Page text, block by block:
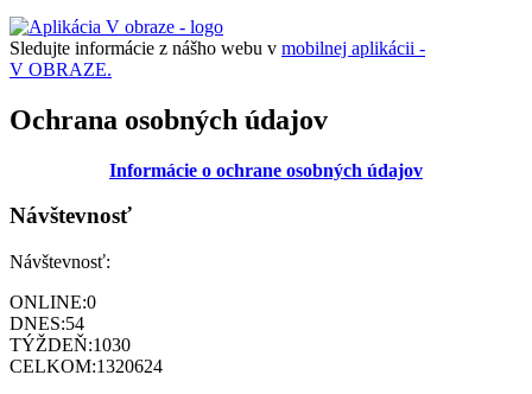
Sledujte informácie z nášho webu v mobilnej aplikácii -
V OBRAZE.
Ochrana osobných údajov
Informácie o ochrane osobných údajov
Návštevnosť
Návštevnosť:
ONLINE:0
DNES:54
TÝŽDEŇ:1030
CELKOM:1320624